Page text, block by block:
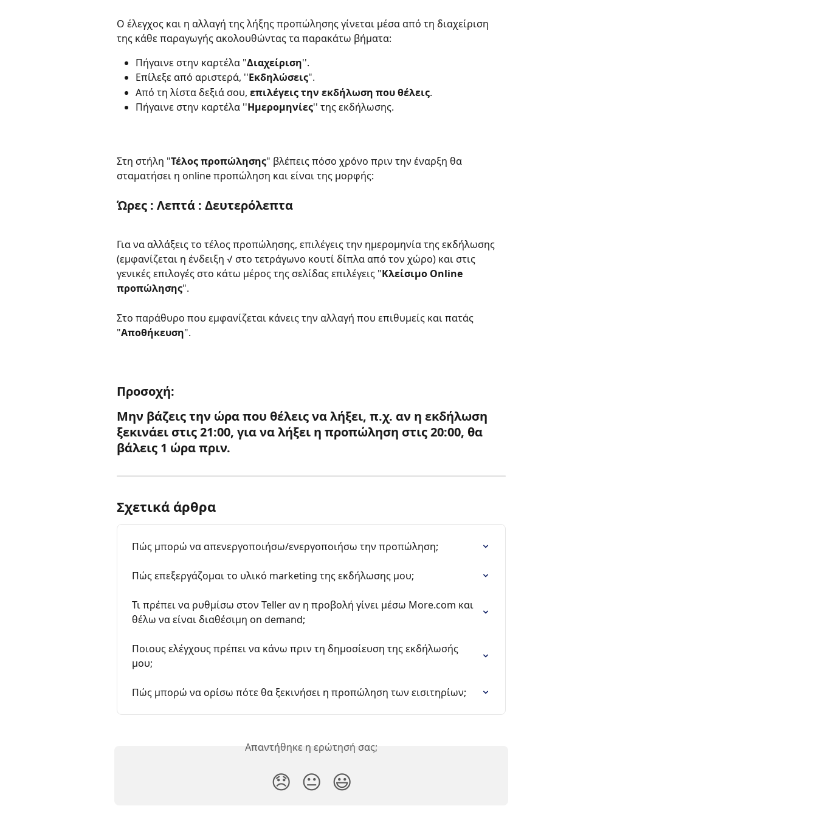
Ο έλεγχος και η αλλαγή της λήξης προπώλησης γίνεται μέσα από τη διαχείριση
της κάθε παραγωγής ακολουθώντας τα παρακάτω βήματα:
Πήγαινε στην καρτέλα "Διαχείριση''.
Επίλεξε από αριστερά, ''Εκδηλώσεις".
Από τη λίστα δεξιά σου, επιλέγεις την εκδήλωση που θέλεις.
Πήγαινε στην καρτέλα ''Ημερομηνίες'' της εκδήλωσης.
Στη στήλη "Τέλος προπώλησης" βλέπεις πόσο χρόνο πριν την έναρξη θα
σταματήσει η online προπώληση και είναι της μορφής:
Ώρες : Λεπτά : Δευτερόλεπτα
Για να αλλάξεις το τέλος προπώλησης, επιλέγεις την ημερομηνία της εκδήλωσης
(εμφανίζεται η ένδειξη √ στο τετράγωνο κουτί δίπλα από τον χώρο) και στις
γενικές επιλογές στο κάτω μέρος της σελίδας επιλέγεις "Κλείσιμο Online
προπώλησης".
Στο παράθυρο που εμφανίζεται κάνεις την αλλαγή που επιθυμείς και πατάς
"Αποθήκευση".
Προσοχή:
Μην βάζεις την ώρα που θέλεις να λήξει, π.χ. αν η εκδήλωση
ξεκινάει στις 21:00, για να λήξει η προπώληση στις 20:00, θα
βάλεις 1 ώρα πριν.
Σχετικά άρθρα
Πώς μπορώ να απενεργοποιήσω/ενεργοποιήσω την προπώληση;
Πώς επεξεργάζομαι το υλικό marketing της εκδήλωσης μου;
Τι πρέπει να ρυθμίσω στον Teller αν η προβολή γίνει μέσω More.com και
θέλω να είναι διαθέσιμη on demand;
Ποιους ελέγχους πρέπει να κάνω πριν τη δημοσίευση της εκδήλωσής
μου;
Πώς μπορώ να ορίσω πότε θα ξεκινήσει η προπώληση των εισιτηρίων;
Απαντήθηκε η ερώτησή σας;
😞 😐 😃